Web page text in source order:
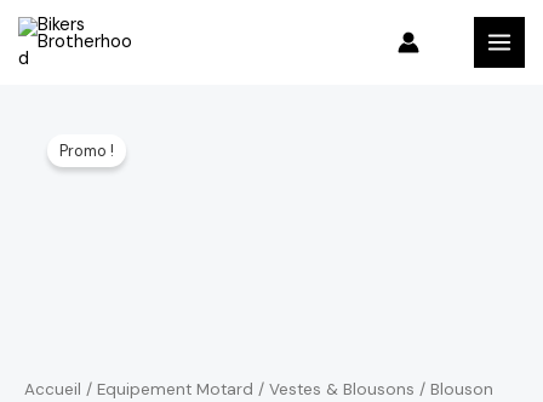
Aller
Promo !
Accueil / Equipement Motard / Vestes & Blousons / Blouson